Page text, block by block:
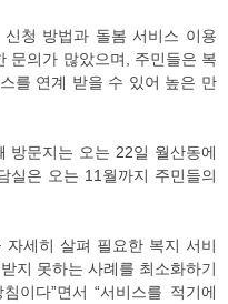
청 방법과 돌봄 서비스 이용
문의가 많았으며, 주민들은 복
를 연계 받을 수 있어 높은 만
방문지는 오는 22일 월산동에
실은 오는 11월까지 주민들의
자세히 살펴 필요한 복지 서비
지 못하는 사례를 최소화하기
이다”면서 “서비스를 적기에